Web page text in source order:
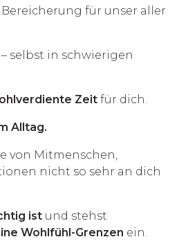
für unser aller
– selbst in schwierigen
Zeit für dich.
Alltag.
von Mitmenschen,
nicht so sehr an dich
ist und stehst
Wohlfühl-Grenzen ein.